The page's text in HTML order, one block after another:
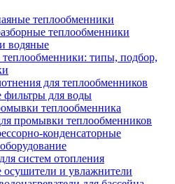
теплообменники
теплообменники
водяные
типы, подбор,
для теплообменников
для воды
теплообменника
промывки теплообменников
конденсаторные
систем отопления
и увлажнители